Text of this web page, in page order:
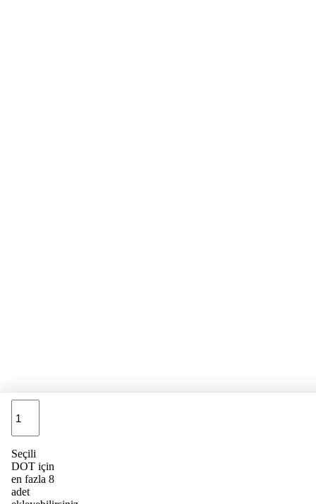
Seçili
DOT için
en fazla 8
adet